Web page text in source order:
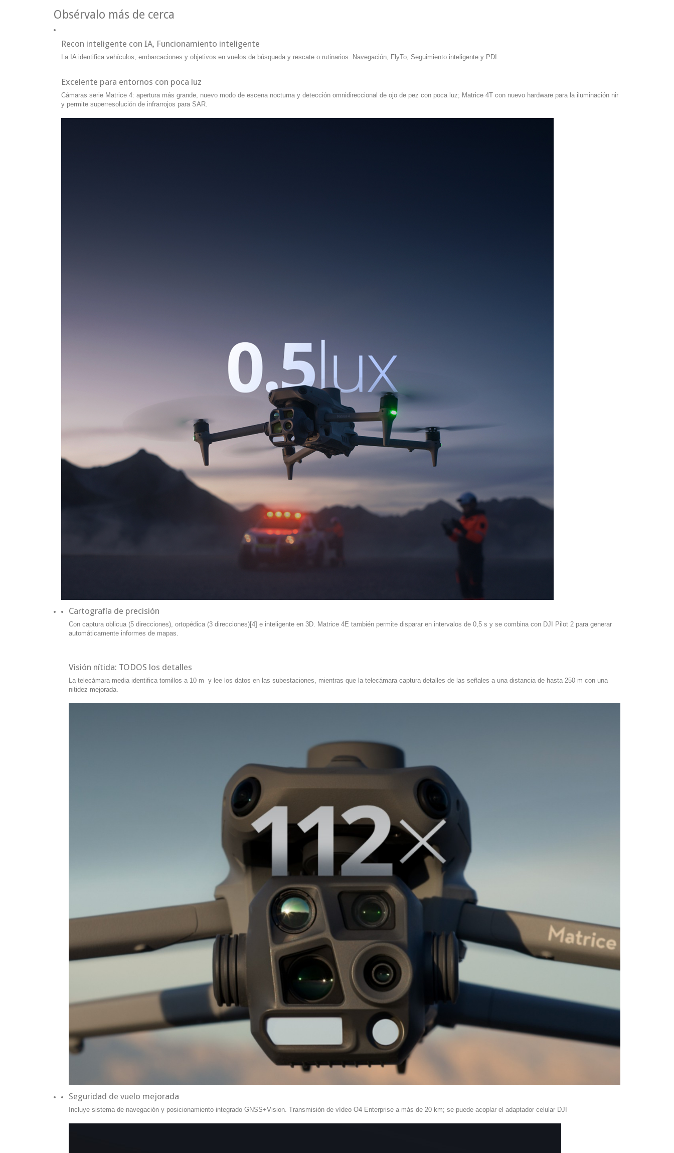
Obsérvalo más de cerca
Recon inteligente con IA, Funcionamiento inteligente
La IA identifica vehículos, embarcaciones y objetivos en vuelos de búsqueda y rescate o rutinarios. Navegación, FlyTo, Seguimiento inteligente y PDI.
Excelente para entornos con poca luz
Cámaras serie Matrice 4: apertura más grande, nuevo modo de escena nocturna y detección omnidireccional de ojo de pez con poca luz; Matrice 4T con nuevo hardware para la iluminación nir
y permite superresolución de infrarrojos para SAR.
Cartografía de precisión
Con captura oblicua (5 direcciones), ortopédica (3 direcciones)[4] e inteligente en 3D. Matrice 4E también permite disparar en intervalos de 0,5 s y se combina con DJI Pilot 2 para generar
automáticamente informes de mapas.
Visión nítida: TODOS los detalles
La telecámara media identifica tornillos a 10 m y lee los datos en las subestaciones, mientras que la telecámara captura detalles de las señales a una distancia de hasta 250 m con una
nitidez mejorada.
Seguridad de vuelo mejorada
Incluye sistema de navegación y posicionamiento integrado GNSS+Vision. Transmisión de vídeo O4 Enterprise a más de 20 km; se puede acoplar el adaptador celular DJI